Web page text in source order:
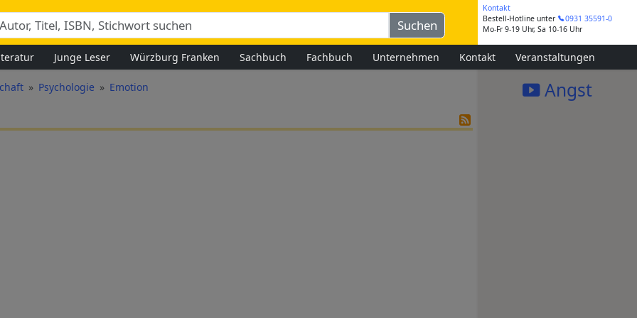
Kontakt
Bestell-Hotline unter
0931 35591-0
Mo-Fr 9-19 Uhr, Sa 10-16 Uhr
Junge Leser Würzburg Franken Sachbuch Fachbuch Unternehmen Kontakt Veranstaltungen
Psychologie Emotion Angst